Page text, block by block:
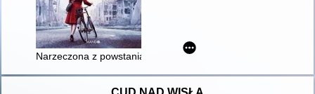
Narzeczona z powstania